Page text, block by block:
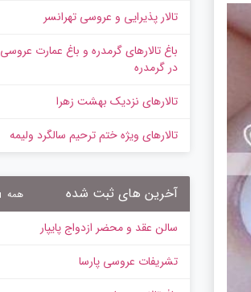
تالار پذیرایی و عروسی تهرانسر
باغ تالارهای گرمدره و باغ عمارت عروسی
در گرمدره
تالارهای نزدیک بهشت زهرا
تالارهای ویژه ختم ترحیم سالگرد ولیمه
آخرین های ثبت شده همه
سالن عقد و محضر ازدواج پایپار
تشریفات عروسی پارسا